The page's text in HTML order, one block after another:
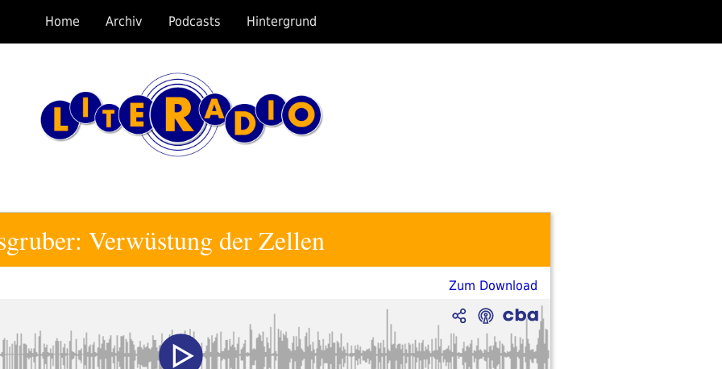
Home Archiv Podcasts Hintergrund
Verwüstung der Zellen
Zum Download